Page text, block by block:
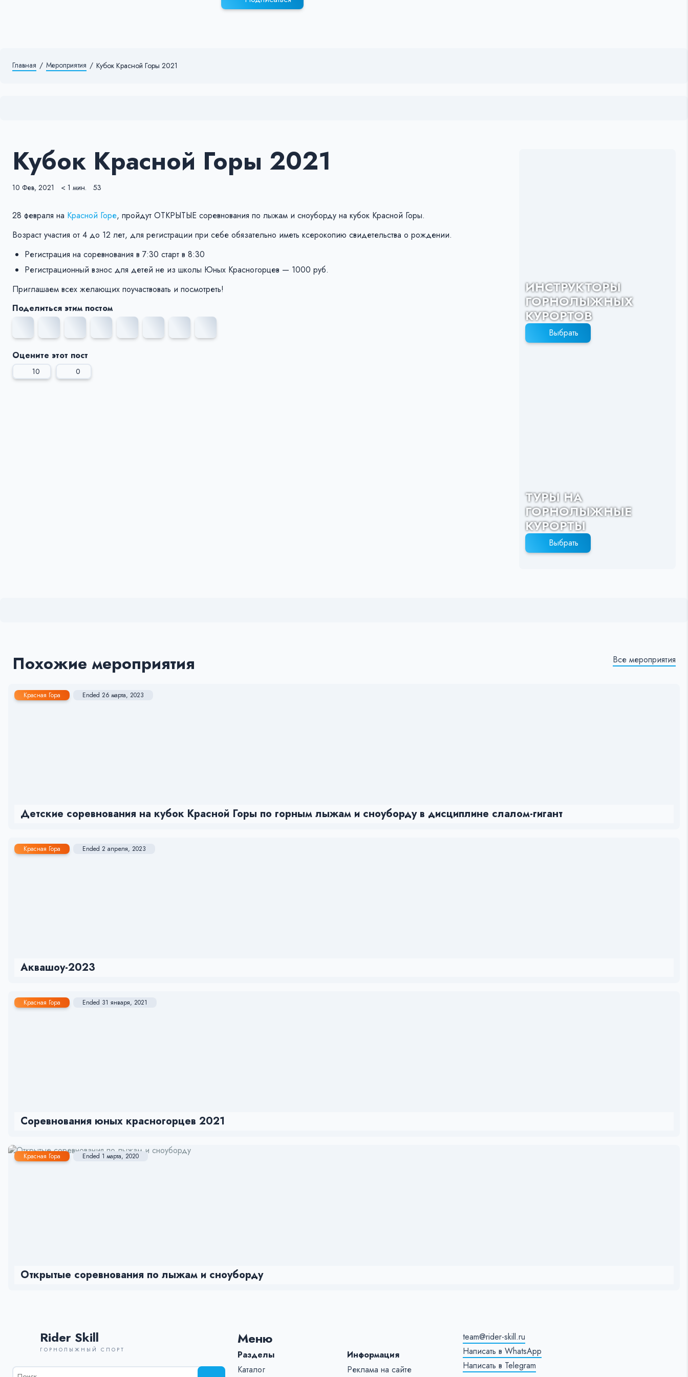
Главная / Мероприятия / Кубок Красной Горы 2021
Кубок Красной Горы 2021
10 Фев, 2021 < 1 мин. 53
28 февраля на Красной Горе, пройдут ОТКРЫТЫЕ соревнования по лыжам и сноуборду на кубок Красной Горы.
Возраст участия от 4 до 12 лет, для регистрации при себе обязательно иметь ксерокопию свидетельства о рождении.
Регистрация на соревнования в 7:30 старт в 8:30
Регистрационный взнос для детей не из школы Юных Красногорцев — 1000 руб.
Приглашаем всех желающих поучаствовать и посмотреть!
Поделиться этим постом
Оцените этот пост
10 0
ИНСТРУКТОРЫ
ГОРНОЛЫЖНЫХ
КУРОРТОВ
Выбрать
ТУРЫ НА
ГОРНОЛЫЖНЫЕ
КУРОРТЫ
Выбрать
Похожие мероприятия Все мероприятия
Красная Гора Ended 26 марта, 2023
Детские соревнования на кубок Красной Горы по горным лыжам и сноуборду в дисциплине слалом-гигант
Красная Гора Ended 2 апреля, 2023
Аквашоу-2023
Красная Гора Ended 31 января, 2021
Соревнования юных красногорцев 2021
Красная Гора Ended 1 марта, 2020
Открытые соревнования по лыжам и сноуборду
Rider Skill
ГОРНОЛЫЖНЫЙ СПОРТ
Результаты
Меню
Разделы
Каталог
Информация
Реклама на сайте
team@rider-skill.ru
Написать в WhatsApp
Написать в Telegram